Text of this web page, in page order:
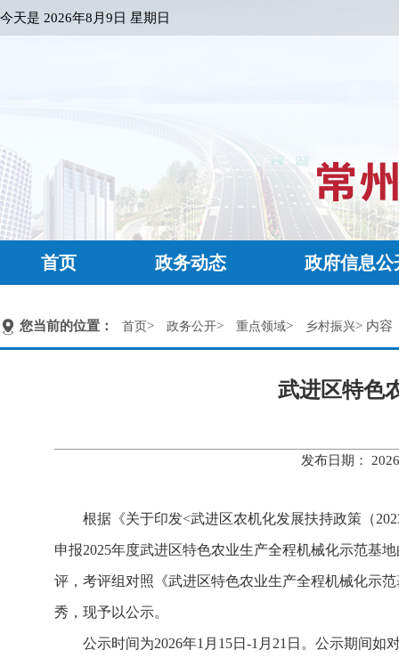
今天是 2026年8月9日 星期日
首页 政务动态 政府信息公
您当前的位置： 首页> 政务公开> 重点领域> 乡村振兴> 内容
武进区特色
发布日期：
根据《关于印发<武进区农机化发展扶持政策（
申报2025年度武进区特色农业生产全程机械化示范基
评，考评组对照《武进区特色农业生产全程机械化示
秀，现予以公示。
公示时间为2026年1月15日-1月21日。公示期间如